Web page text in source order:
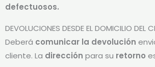
defectuosos.
DEVOLUCIONES DESDE EL DOMICILIO DEL
Deberá comunicar la devolución
cliente. La dirección para su retorno